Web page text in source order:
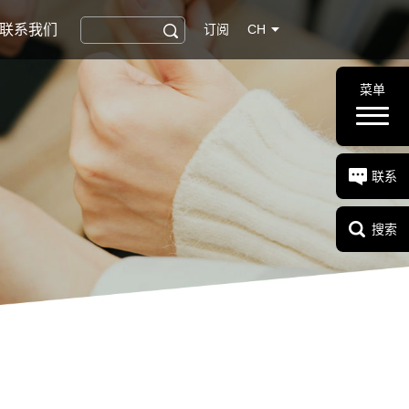
系我们 订阅 CH
菜单
联系
搜索